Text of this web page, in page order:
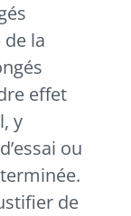
la
effet
y
ou
de